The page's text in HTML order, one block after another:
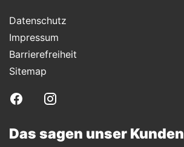
Datenschutz
Impressum
Barrierefreiheit
Sitemap
Das sagen unser Kunden